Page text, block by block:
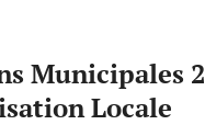
Municipales
Locale